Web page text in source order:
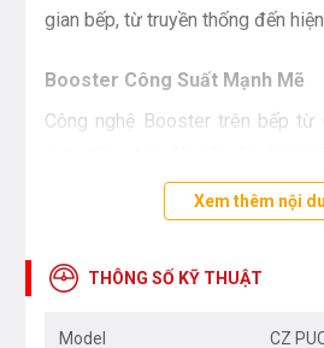
gian bếp, từ truyền thống đến
Booster Công Suất Mạnh Mẽ
Công nghệ Booster trên bếp từ
đình bạn. Với công suất lò
1900W và Booster 2200W, việc
Xem thêm nội
THÔNG SỐ KỸ THUẬT
Model CZ